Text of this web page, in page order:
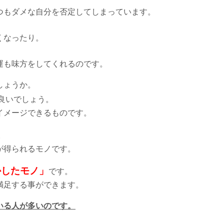
ダメな自分を否定してしまっています。
ったり。
味方をしてくれるのです。
うか。
いでしょう。
ージできるものです。
られるモノです。
たモノ」
です。
する事ができます。
人が多いのです。